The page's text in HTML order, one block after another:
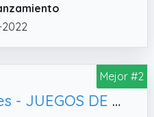
El Dominó de
AÑOS: Este
2022
Mejor #2
Spin Master Games - JUEGOS DE MESA PATRULLA CANINA MEMORY, Juegos de Mesa Niños 3 años +